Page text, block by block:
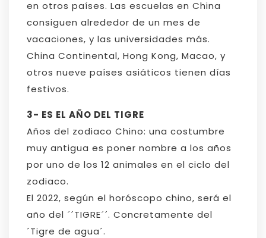
en otros países. Las escuelas en China
consiguen alrededor de un mes de
vacaciones, y las universidades más.
China Continental, Hong Kong, Macao, y
otros nueve países asiáticos tienen días
festivos.
3- ES EL AÑO DEL TIGRE
Años del zodiaco Chino: una costumbre
muy antigua es poner nombre a los años
por uno de los 12 animales en el ciclo del
zodiaco.
El 2022, según el horóscopo chino, será el
año del ´´TIGRE´´. Concretamente del
´Tigre de agua´.